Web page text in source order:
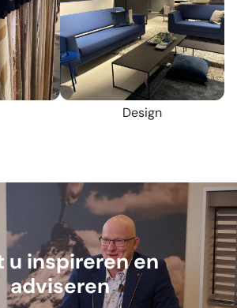
Design
u inspireren en
adviseren